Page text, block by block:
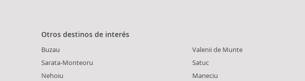
Otros destinos de interés
Buzau
Sarata-Monteoru
Nehoiu
Valenii de Munte
Satuc
Maneciu